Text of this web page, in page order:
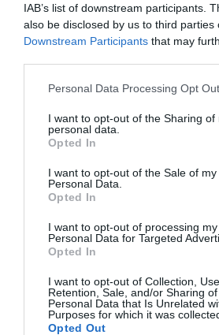
IAB’s list of downstream participants.
also be disclosed by us to third parties
Downstream Participants that may
Please note that this website/app uses
not limited to your visit or usage
grant or deny consent to Google and
use your data for below specified
consent section.
Personal Data Processing Opt
I want to opt-out of the Sharing of
personal data.
Opted In
I want to opt-out of the Sale of my
Personal Data.
Opted In
I want to opt-out of processing my
Personal Data for Targeted
Opted In
I want to opt-out of Collection, Use,
Retention, Sale, and/or Sharing
Personal Data that Is Unrelated
Purposes for which it was
Opted Out
Προτεινόμενα άρθρα
ΣΥΓΚΛΟΝΙΣΤΙΚΟΣ
ΚΑΠΕΤΑΝ ΑΝΤΩΝΗ ΒΙΔΑΛΗ
τον μοναδικό Γιώργο Κατσαρό
βίντεο εκείνης της ώρας…
Η ΥΔΡΟΦΟΡΑ ΤΟΥ
ΧΑΘΗΚΑΝ ΚΑΙ ΟΙ
ΕΠΑΡΧΕΙΟΥ! ΟΙ ΕΥΘΥΝΕΣ
ΠΑΡΑΜΕΝΟΥΝ…